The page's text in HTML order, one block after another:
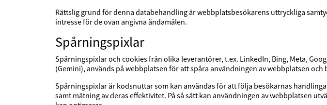
Rättslig grund för denna databehandling är webbplatsbesökarens uttryckliga
intresse för de ovan angivna ändamålen.
Spårningspixlar
Spårningspixlar och cookies från olika leverantörer, t.ex. LinkedIn, Bing, Meta,
(Gemini), används på webbplatsen för att spåra användningen av webbplatsen
Spårningspixlar är kodsnuttar som kan användas för att följa besökarnas
samt mätning av deras effektivitet. På så sätt kan användningen av webbplatsen